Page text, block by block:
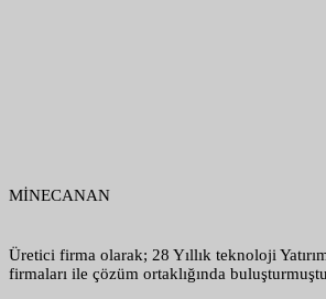
MİNECANAN
Üretici firma olarak; 28 Yıllık teknoloji
firmaları ile çözüm ortaklığında